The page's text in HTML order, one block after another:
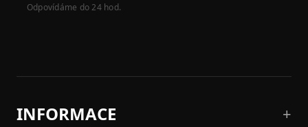
Odpovídáme do 24 hod.
INFORMACE